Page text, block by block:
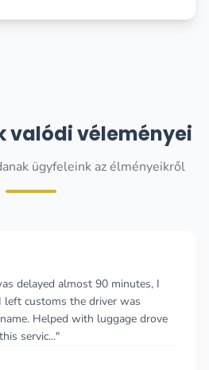
valódi véleményei
ügyfeleink az élményeikről
delayed almost 90 minutes, I
customs the driver was
Helped with luggage drove
servic..."